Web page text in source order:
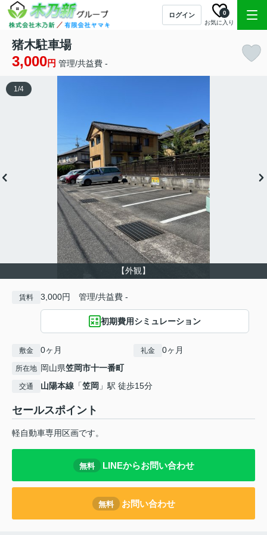
ログイン
お気に入り
0
猪木駐車場
3,000円 管理/共益費 -
【外観】
1/4
賃料 3,000円 管理/共益費 -
初期費用シミュレーション
敷金 0ヶ月 礼金 0ヶ月
所在地 岡山県笠岡市十一番町
交通 山陽本線 「笠岡 」駅 徒歩15分
セールスポイント
軽自動車専用区画です。
無料 LINEからお問い合わせ
無料 お問い合わせ